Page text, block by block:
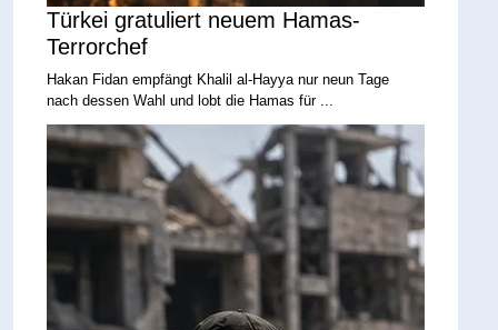
Türkei gratuliert neuem Hamas-
Terrorchef
Hakan Fidan empfängt Khalil al-Hayya nur neun Tage
nach dessen Wahl und lobt die Hamas für ...